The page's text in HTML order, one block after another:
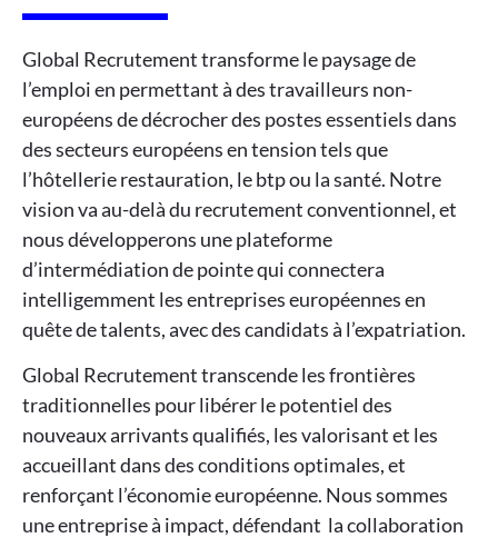
Global Recrutement transforme le paysage de
l’emploi en permettant à des travailleurs non-
européens de décrocher des postes essentiels dans
des secteurs européens en tension tels que
l’hôtellerie restauration, le btp ou la santé. Notre
vision va au-delà du recrutement conventionnel, et
nous développerons une plateforme
d’intermédiation de pointe qui connectera
intelligemment les entreprises européennes en
quête de talents, avec des candidats à l’expatriation.
Global Recrutement transcende les frontières
traditionnelles pour libérer le potentiel des
nouveaux arrivants qualifiés, les valorisant et les
accueillant dans des conditions optimales, et
renforçant l’économie européenne. Nous sommes
une entreprise à impact, défendant la collaboration